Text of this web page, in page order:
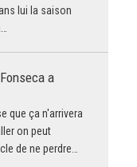
lui la saison
a
que ça n'arrivera
on peut
de ne perdre…